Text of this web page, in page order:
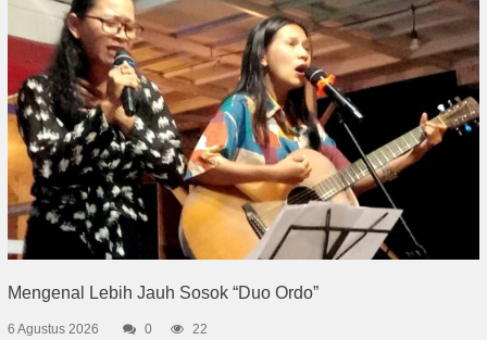
Mengenal Lebih Jauh Sosok “Duo Ordo”
6 Agustus 2026 0 22